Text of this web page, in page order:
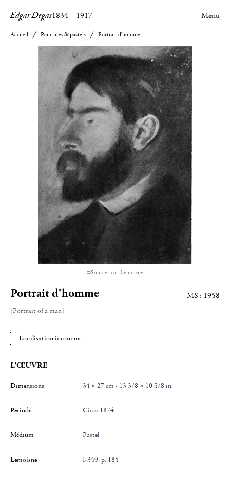
Edgar Degas1834– 1917 Menu
Accueil Peintures & pastels Portrait d'homme
©Source : cat. Lemoisne
Portrait d'homme
[Portrait of a man]
MS : 1958
Localisation inconnue
L'ŒUVRE
Dimensions 34 × 27 cm - 13 3/8 × 10 5/8 in.
Période Circa 1874
Médium Pastel
Lemoisne I-349, p. 185